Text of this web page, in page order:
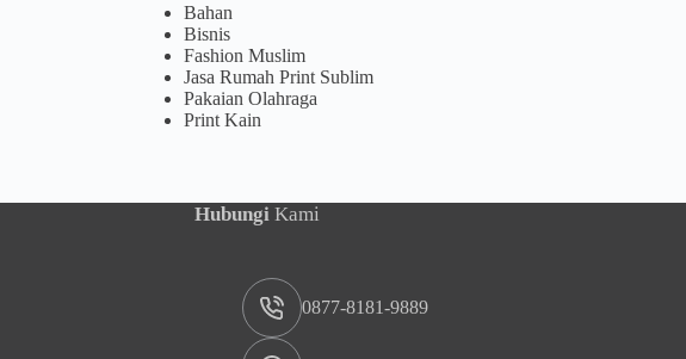
Bahan
Bisnis
Fashion Muslim
Jasa Rumah Print Sublim
Pakaian Olahraga
Print Kain
HubungiKami
0877-8181-9889